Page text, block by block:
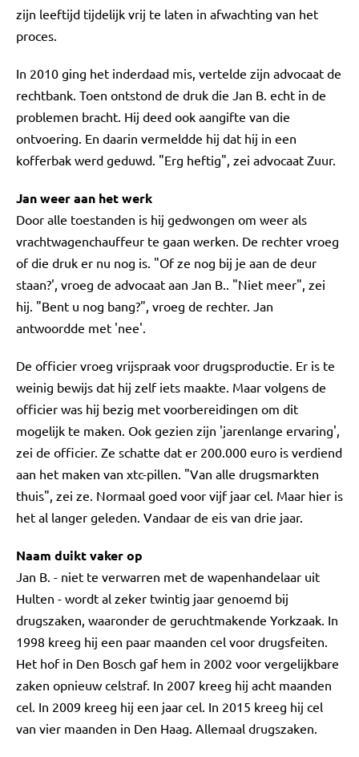
zijn leeftijd tijdelijk vrij te laten in afwachting van het
proces.
In 2010 ging het inderdaad mis, vertelde zijn advocaat de
rechtbank. Toen ontstond de druk die Jan B. echt in de
problemen bracht. Hij deed ook aangifte van die
ontvoering. En daarin vermeldde hij dat hij in een
kofferbak werd geduwd. "Erg heftig", zei advocaat Zuur.
Jan weer aan het werk
Door alle toestanden is hij gedwongen om weer als
vrachtwagenchauffeur te gaan werken. De rechter vroeg
of die druk er nu nog is. "Of ze nog bij je aan de deur
staan?', vroeg de advocaat aan Jan B.. "Niet meer", zei
hij. "Bent u nog bang?", vroeg de rechter. Jan
antwoordde met 'nee'.
De officier vroeg vrijspraak voor drugsproductie. Er is te
weinig bewijs dat hij zelf iets maakte. Maar volgens de
officier was hij bezig met voorbereidingen om dit
mogelijk te maken. Ook gezien zijn 'jarenlange ervaring',
zei de officier. Ze schatte dat er 200.000 euro is verdiend
aan het maken van xtc-pillen. "Van alle drugsmarkten
thuis", zei ze. Normaal goed voor vijf jaar cel. Maar hier is
het al langer geleden. Vandaar de eis van drie jaar.
Naam duikt vaker op
Jan B. - niet te verwarren met de wapenhandelaar uit
Hulten - wordt al zeker twintig jaar genoemd bij
drugszaken, waaronder de geruchtmakende Yorkzaak. In
1998 kreeg hij een paar maanden cel voor drugsfeiten.
Het hof in Den Bosch gaf hem in 2002 voor vergelijkbare
zaken opnieuw celstraf. In 2007 kreeg hij acht maanden
cel. In 2009 kreeg hij een jaar cel. In 2015 kreeg hij cel
van vier maanden in Den Haag. Allemaal drugszaken.